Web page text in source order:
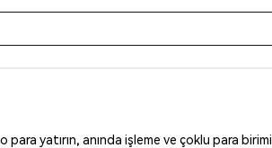
yatırın, anında işleme ve çoklu para birimi